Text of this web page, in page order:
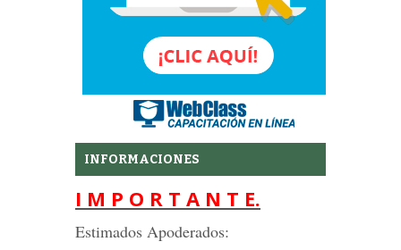
INFORMACIONES
I M P O R T A N T E.
Estimados Apoderados: